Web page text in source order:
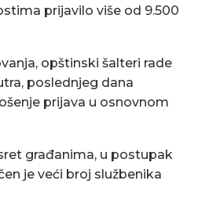
prijavilo više od 9.500
opštinski šalteri rade
poslednjeg dana
prijava u osnovnom
građanima, u postupak
je veći broj službenika